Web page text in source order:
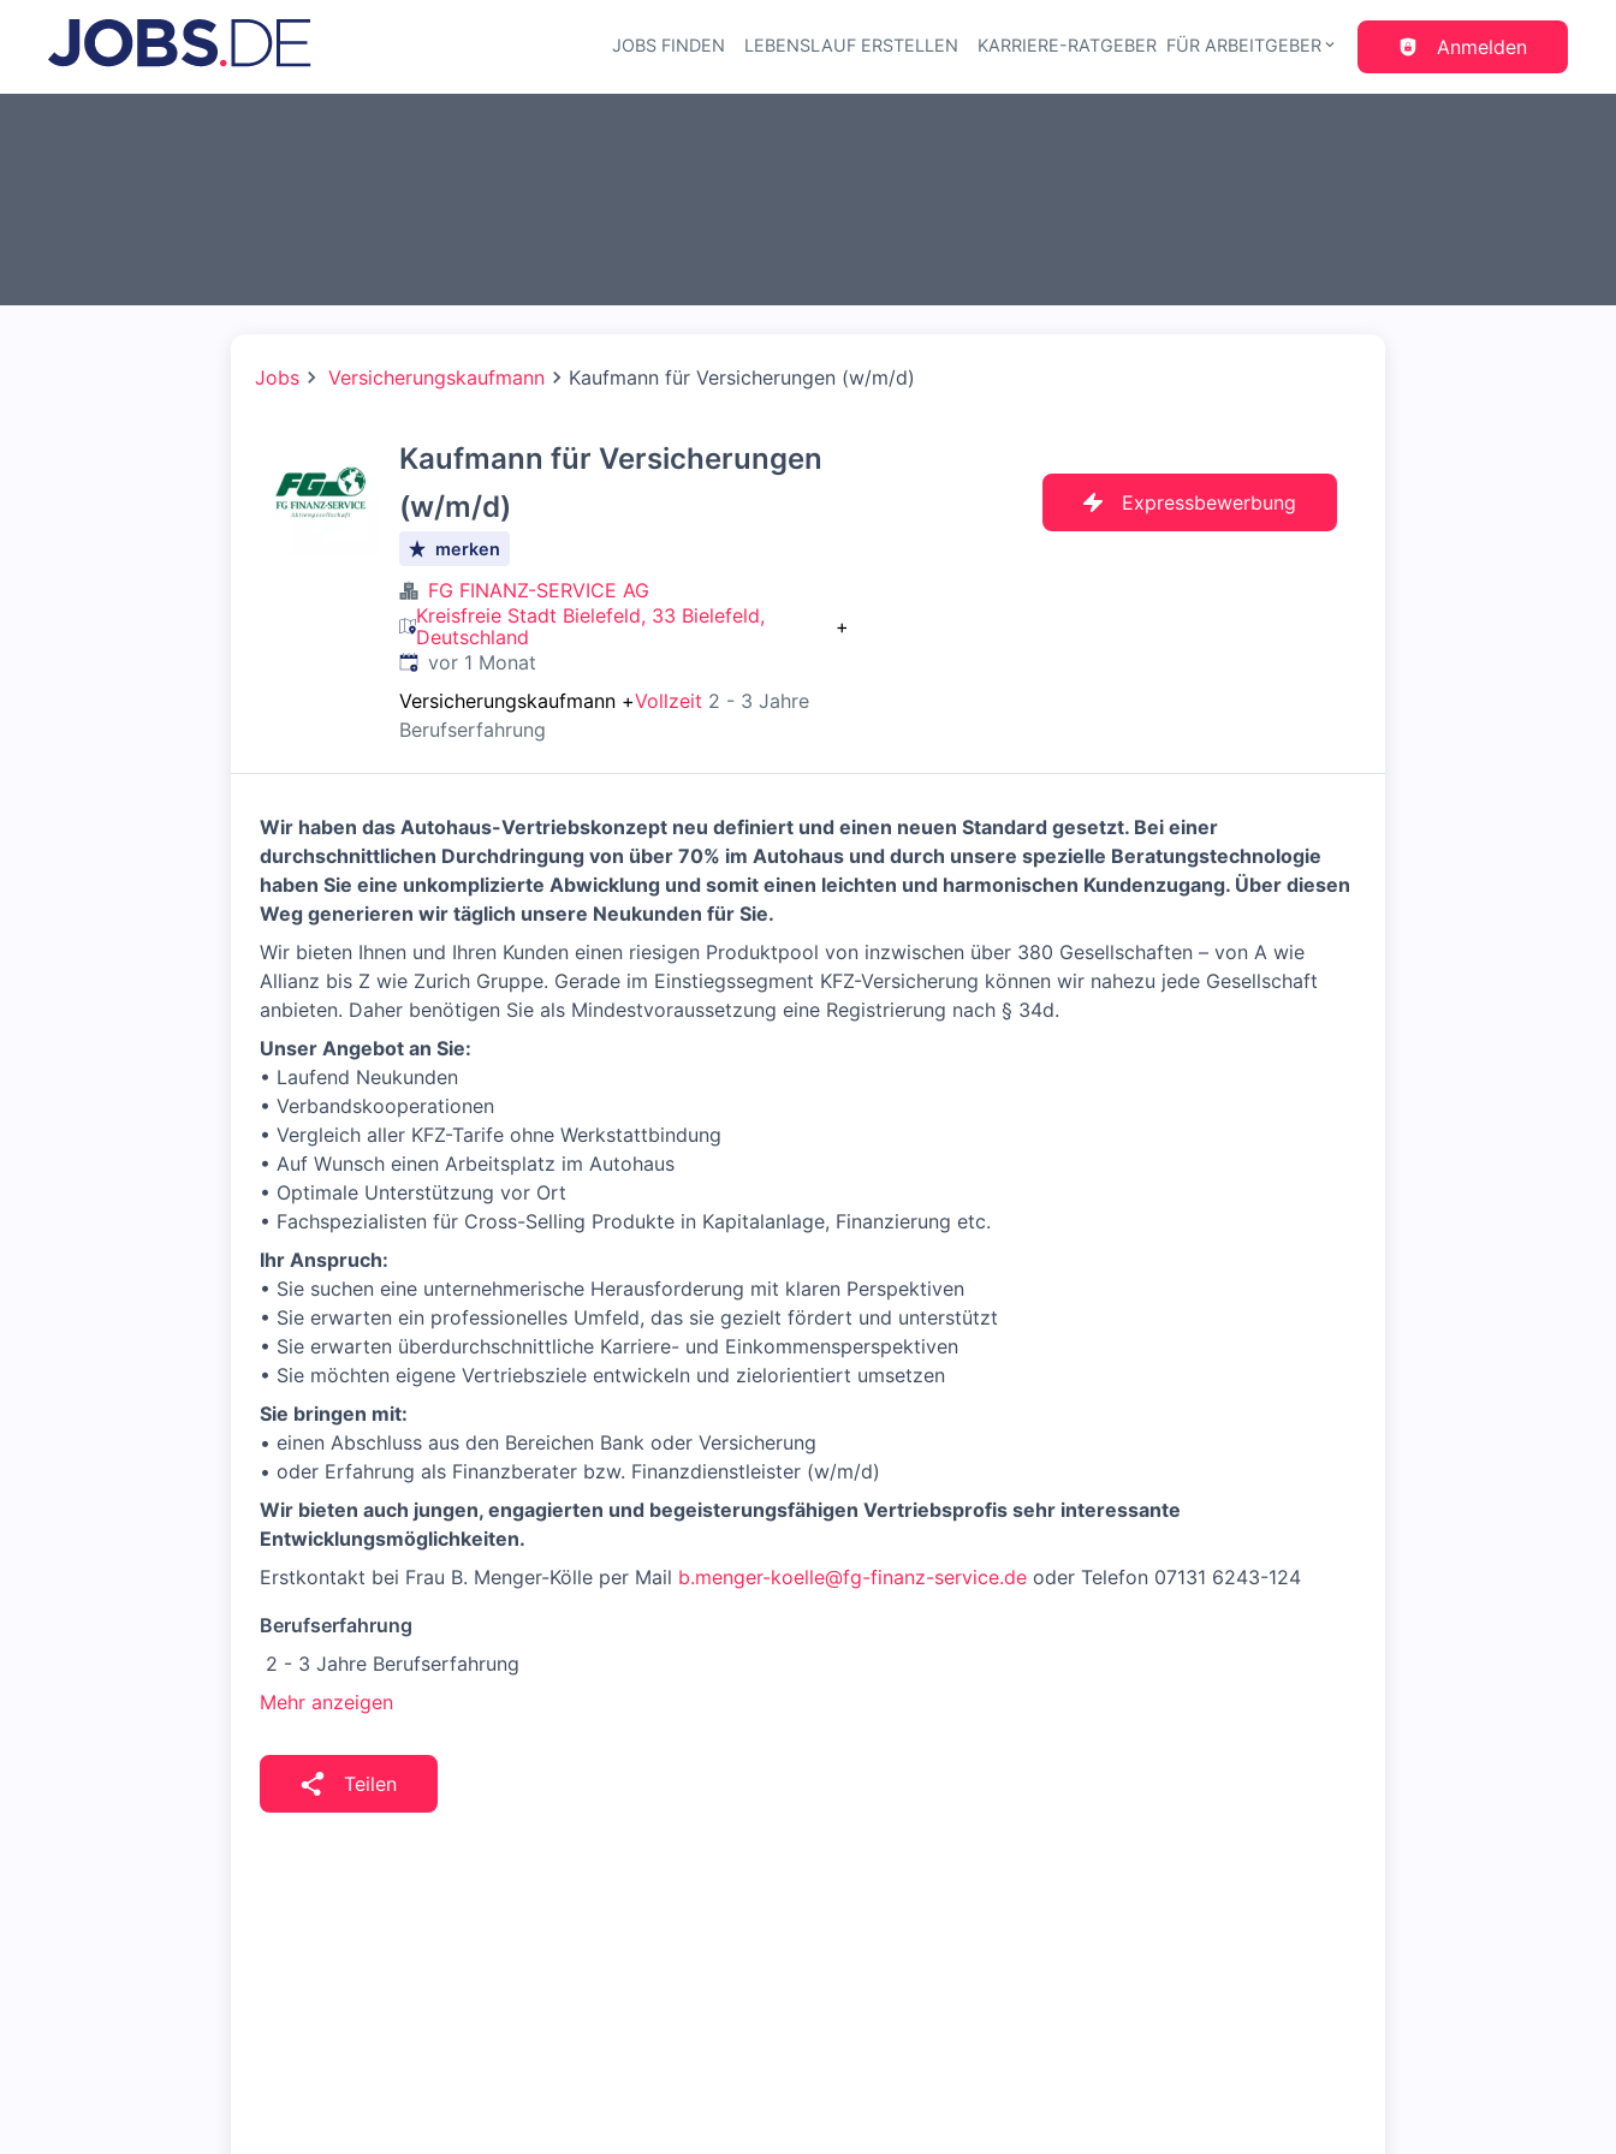
Haupt-Navigation
JOBS FINDEN LEBENSLAUF ERSTELLEN KARRIERE-RATGEBER FÜR ARBEITGEBER Anmelden
Jobs Versicherungskaufmann Kaufmann für Versicherungen (w/m/d)
Kaufmann für Versicherungen
(w/m/d)
merken
FG FINANZ-SERVICE AG
Kreisfreie Stadt Bielefeld, 33 Bielefeld,
Deutschland
+
Veröffentlicht:
vor 1 Monat
Versicherungskaufmann +Vollzeit 2 - 3 Jahre
Berufserfahrung
Expressbewerbung
Wir haben das Autohaus-Vertriebskonzept neu definiert und einen neuen Standard gesetzt. Bei einer
durchschnittlichen Durchdringung von über 70% im Autohaus und durch unsere spezielle Beratungstechnologie
haben Sie eine unkomplizierte Abwicklung und somit einen leichten und harmonischen Kundenzugang. Über diesen
Weg generieren wir täglich unsere Neukunden für Sie.
Wir bieten Ihnen und Ihren Kunden einen riesigen Produktpool von inzwischen über 380 Gesellschaften – von A wie
Allianz bis Z wie Zurich Gruppe. Gerade im Einstiegssegment KFZ-Versicherung können wir nahezu jede Gesellschaft
anbieten. Daher benötigen Sie als Mindestvoraussetzung eine Registrierung nach § 34d.
Unser Angebot an Sie:
• Laufend Neukunden
• Verbandskooperationen
• Vergleich aller KFZ-Tarife ohne Werkstattbindung
• Auf Wunsch einen Arbeitsplatz im Autohaus
• Optimale Unterstützung vor Ort
• Fachspezialisten für Cross-Selling Produkte in Kapitalanlage, Finanzierung etc.
Ihr Anspruch:
• Sie suchen eine unternehmerische Herausforderung mit klaren Perspektiven
• Sie erwarten ein professionelles Umfeld, das sie gezielt fördert und unterstützt
• Sie erwarten überdurchschnittliche Karriere- und Einkommensperspektiven
• Sie möchten eigene Vertriebsziele entwickeln und zielorientiert umsetzen
Sie bringen mit:
• einen Abschluss aus den Bereichen Bank oder Versicherung
• oder Erfahrung als Finanzberater bzw. Finanzdienstleister (w/m/d)
Wir bieten auch jungen, engagierten und begeisterungsfähigen Vertriebsprofis sehr interessante
Entwicklungsmöglichkeiten.
Erstkontakt bei Frau B. Menger-Kölle per Mail b.menger-koelle@fg-finanz-service.de oder Telefon 07131 6243-124
Berufserfahrung
2 - 3 Jahre Berufserfahrung
Mehr anzeigen
Teilen